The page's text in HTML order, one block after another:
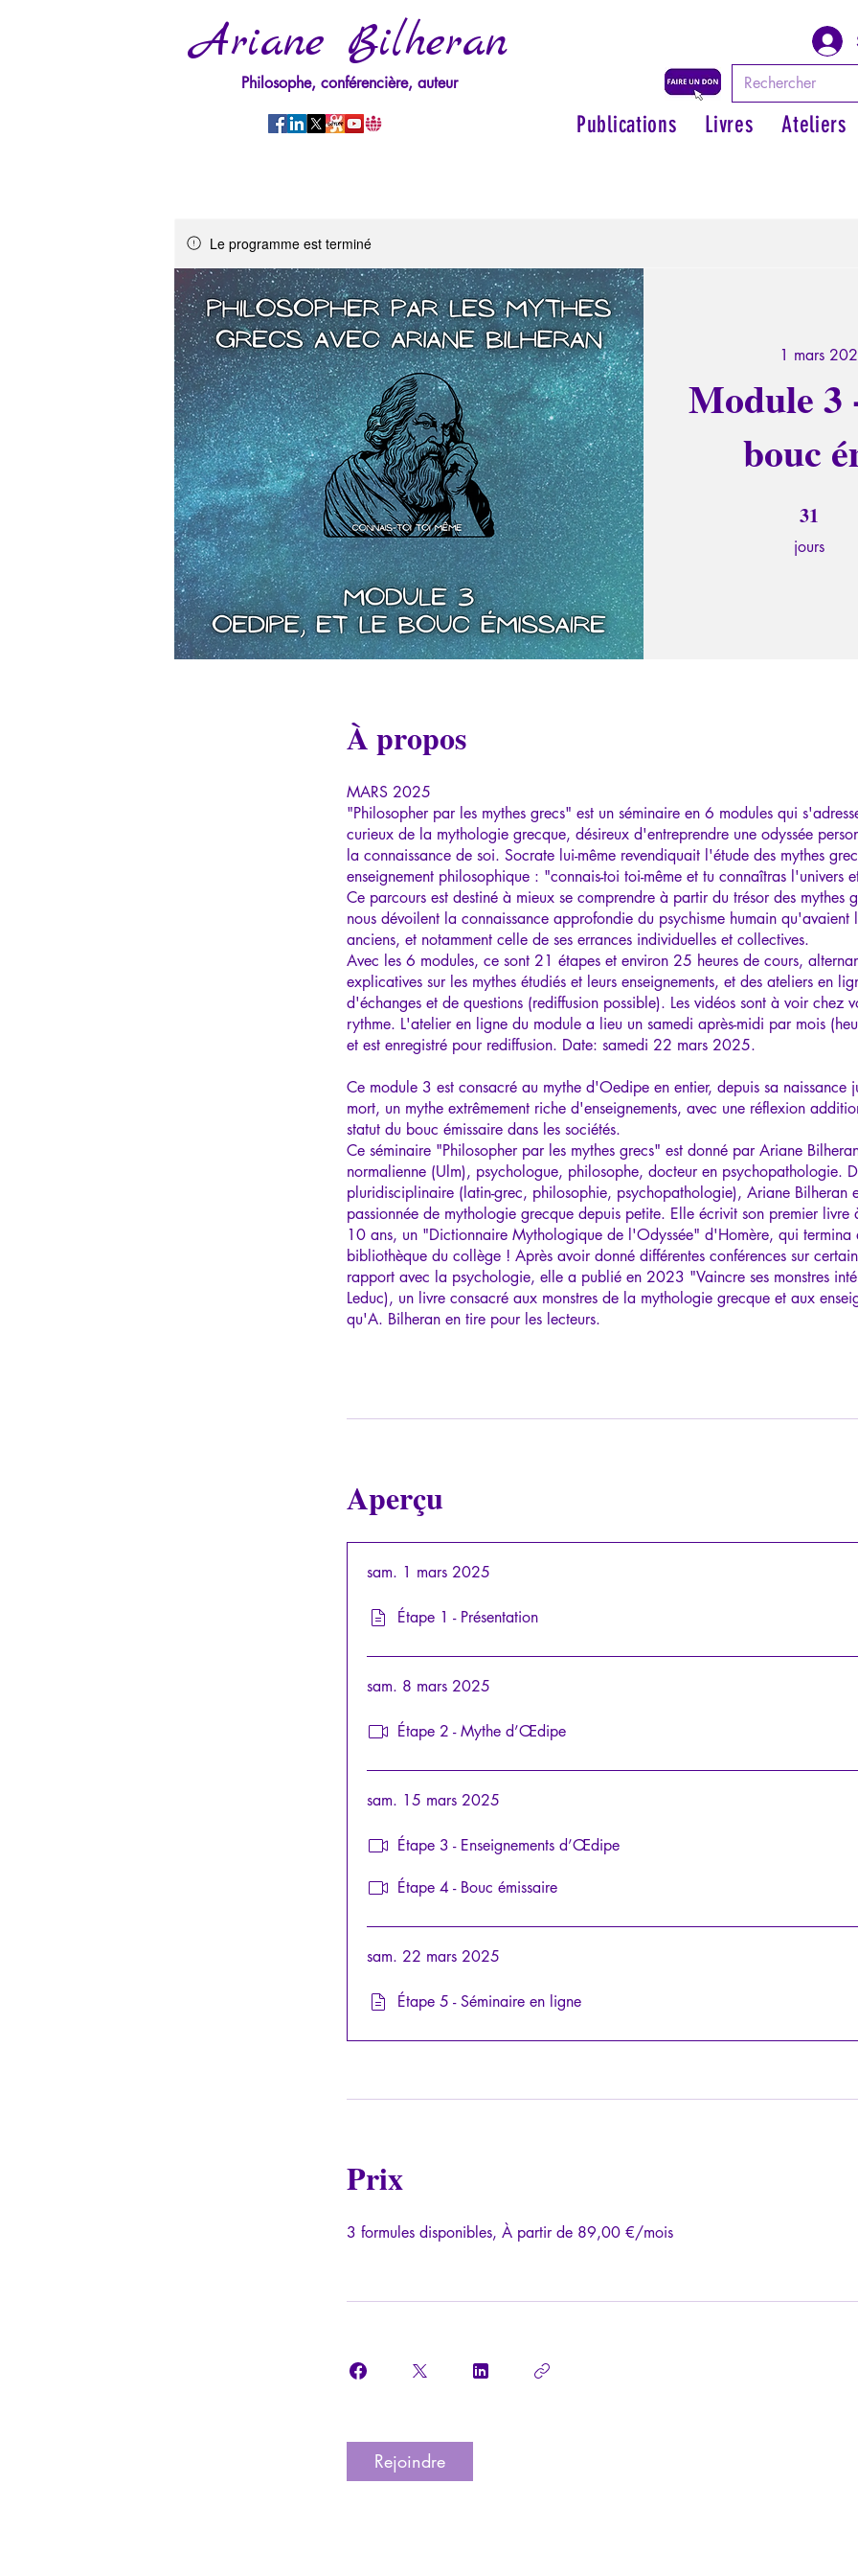
Ariane Bilheran
Philosophe, conférencière, auteur
Publications Livres Ateliers
Le programme est terminé
Module 3
bouc
1 mars
31
jours
31 jours
À propos
MARS 2025
"Philosopher par les mythes grecs" est un séminaire en 6 modules qui
curieux de la mythologie grecque, désireux d'entreprendre une odyssée
la connaissance de soi. Socrate lui-même revendiquait l'étude des mythes
enseignement philosophique : "connais-toi toi-même et tu connaîtras l'univers
Ce parcours est destiné à mieux se comprendre à partir du trésor des mythes
nous dévoilent la connaissance approfondie du psychisme humain qu'avaient
anciens, et notamment celle de ses errances individuelles et collectives.
Avec les 6 modules, ce sont 21 étapes et environ 25 heures de cours,
explicatives sur les mythes étudiés et leurs enseignements, et des ateliers en
d'échanges et de questions (rediffusion possible). Les vidéos sont à voir chez
rythme. L'atelier en ligne du module a lieu un samedi après-midi par mois
et est enregistré pour rediffusion. Date: samedi 22 mars 2025.
Ce module 3 est consacré au mythe d'Oedipe en entier, depuis sa naissance
mort, un mythe extrêmement riche d'enseignements, avec une réflexion
statut du bouc émissaire dans les sociétés.
Ce séminaire "Philosopher par les mythes grecs" est donné par Ariane
normalienne (Ulm), psychologue, philosophe, docteur en psychopathologie.
pluridisciplinaire (latin-grec, philosophie, psychopathologie), Ariane Bilheran
passionnée de mythologie grecque depuis petite. Elle écrivit son premier
10 ans, un "Dictionnaire Mythologique de l'Odyssée" d'Homère, qui termina
bibliothèque du collège ! Après avoir donné différentes conférences sur
rapport avec la psychologie, elle a publié en 2023 "Vaincre ses monstres
Leduc), un livre consacré aux monstres de la mythologie grecque et aux
qu'A. Bilheran en tire pour les lecteurs.
Aperçu
sam. 1 mars 2025
Étape 1 - Présentation
sam. 8 mars 2025
Étape 2 - Mythe d’Œdipe
sam. 15 mars 2025
Étape 3 - Enseignements d’Œdipe
Étape 4 - Bouc émissaire
sam. 22 mars 2025
Étape 5 - Séminaire en ligne
Prix
3 formules disponibles, À partir de 89,00 €/mois
Rejoindre